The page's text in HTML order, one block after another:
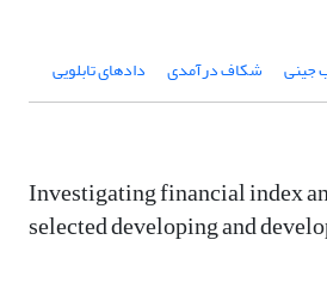
جینی شکاف درآمدی دادهای تابلویی
Investigating financial index
selected developing and